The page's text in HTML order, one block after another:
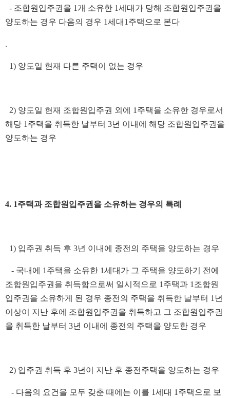
- 조합원입주권을 1개 소유한 1세대가 당해 조합원입주권을
양도하는 경우 다음의 경우 1세대1주택으로 본다
.
1) 양도일 현재 다른 주택이 없는 경우
2) 양도일 현재 조합원입주권 외에 1주택을 소유한 경우로서
해당 1주택을 취득한 날부터 3년 이내에 해당 조합원입주권을
양도하는 경우
4. 1주택과 조합원입주권을 소유하는 경우의 특례
1) 입주권 취득 후 3년 이내에 종전의 주택을 양도하는 경우
- 국내에 1주택을 소유한 1세대가 그 주택을 양도하기 전에
조합원입주권을 취득함으로써 일시적으로 1주택과 1조합원
입주권을 소유하게 된 경우 종전의 주택을 취득한 날부터 1년
이상이 지난 후에 조합원입주권을 취득하고 그 조합원입주권
을 취득한 날부터 3년 이내에 종전의 주택을 양도한 경우
2) 입주권 취득 후 3년이 지난 후 종전주택을 양도하는 경우
- 다음의 요건을 모두 갖춘 때에는 이를 1세대 1주택으로 보